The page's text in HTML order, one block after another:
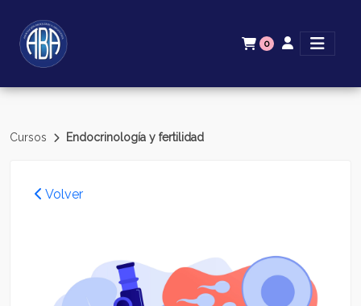
0
Cursos Endocrinología y fertilidad
Volver